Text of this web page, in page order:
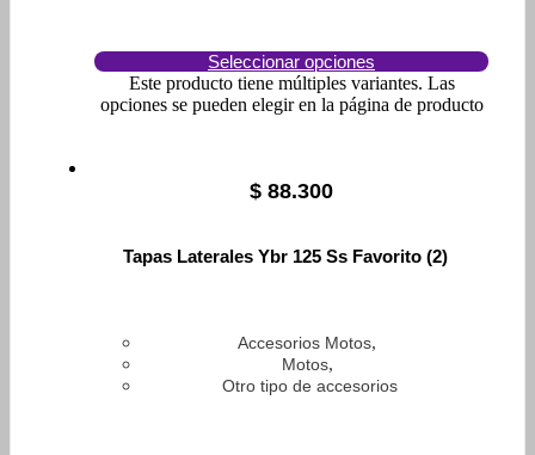
Seleccionar opciones
Este producto tiene múltiples variantes. Las
opciones se pueden elegir en la página de producto
$ 88.300
Tapas Laterales Ybr 125 Ss Favorito (2)
Accesorios Motos,
Motos,
Otro tipo de accesorios